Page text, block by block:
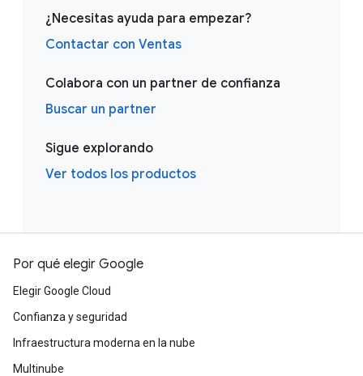
¿Necesitas ayuda para empezar?
Contactar con Ventas
Colabora con un partner de confianza
Buscar un partner
Sigue explorando
Ver todos los productos
Por qué elegir Google
Elegir Google Cloud
Confianza y seguridad
Infraestructura moderna en la nube
Multinube